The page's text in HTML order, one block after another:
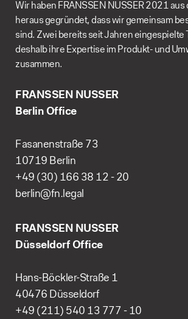
Wir haben FRANSSEN NUSSER 2021
heraus gegründet, dass wir gemeinsam
sind. Zwei bereits seit Jahren eingespielte
deshalb ihre Expertise im Produkt- und
zusammen.
FRANSSEN NUSSER
Berlin Office
Fasanenstraße 73
10719 Berlin
+49 (30) 166 38 12 - 20
berlin@fn.legal
FRANSSEN NUSSER
Düsseldorf Office
Hans-Böckler-Straße 1
40476 Düsseldorf
+49 (211) 540 13 777 - 10